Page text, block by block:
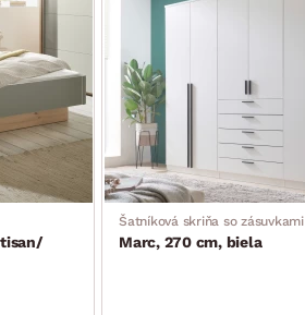
Šatníková skriňa so zásuvkami
Marc, 270 cm, biela